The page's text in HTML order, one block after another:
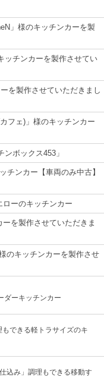
」様のキッチンカーを製
ッチンカーを製作させてい
を製作させていただきまし
フェ)」様のキッチンカー
ボックス453」
チンカー【車両のみ中古】
ローのキッチンカー
を製作させていただきま
のキッチンカーを製作させ
ダーキッチンカー
もできる軽トラサイズのキ
込み」調理もできる移動す